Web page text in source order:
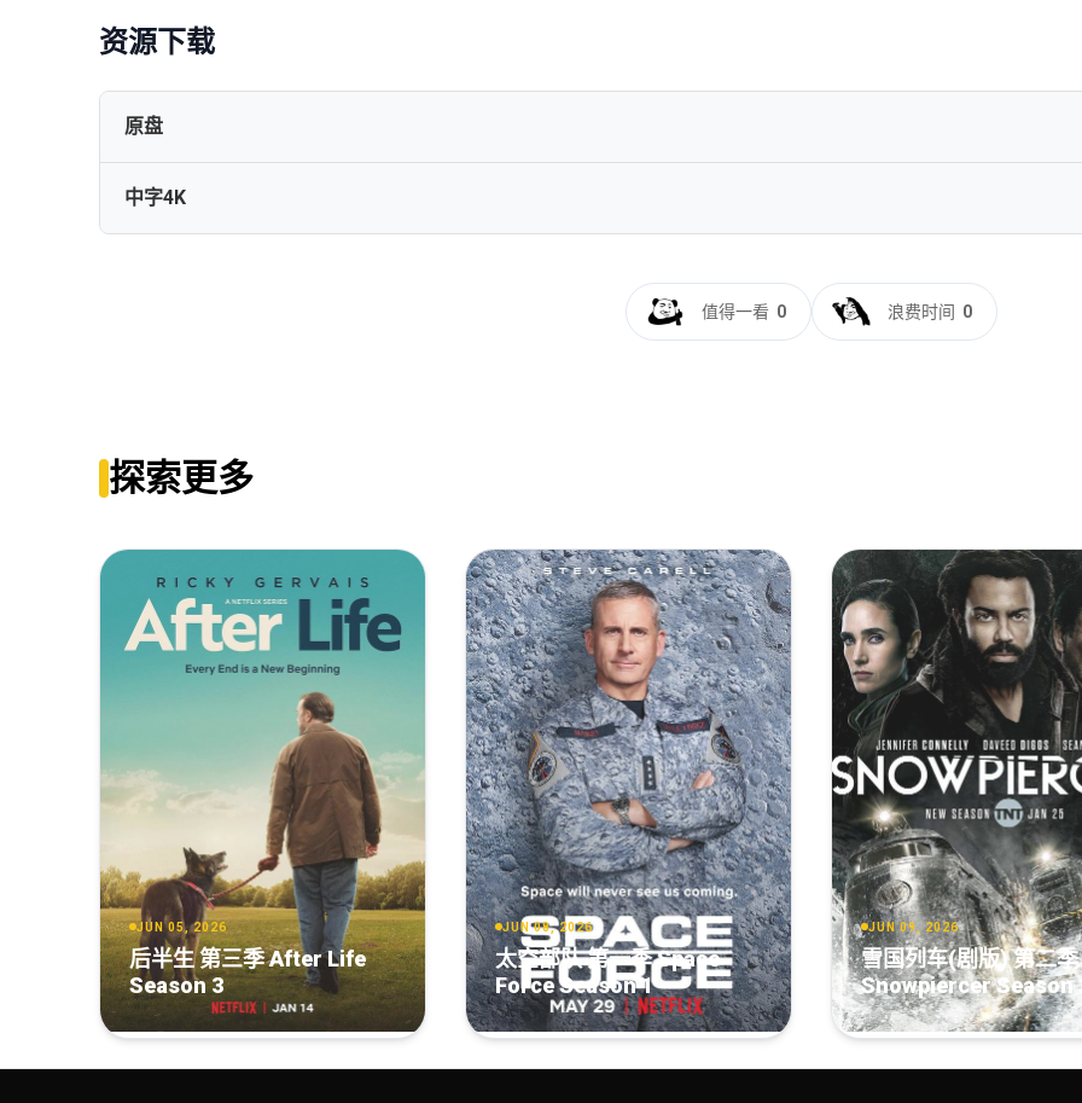
资源下载
原盘
中字4K
孤国春秋.第四季[全10集][中文字幕].The.Last.Kingdom.S04.2020.2160p.WEB-DL.AAC.H265-ZeroTV
值得一看 0 浪费时间 0
探索更多
JUN 05, 2026
后半生 第三季 After Life
Season 3
JUN 08, 2026
太空部队 第一季 Space
Force Season 1
JUN 09, 2026
雪国列车(剧版) 第二季
Snowpiercer Season